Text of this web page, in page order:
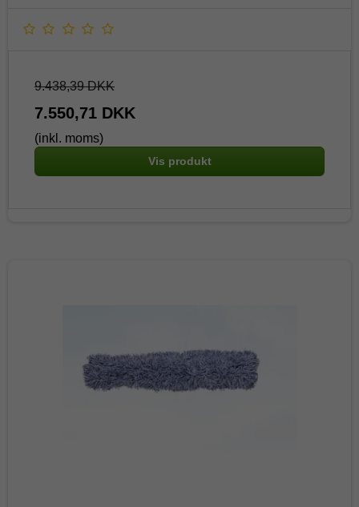
9.438,39 DKK
7.550,71 DKK
(inkl. moms)
Vis produkt